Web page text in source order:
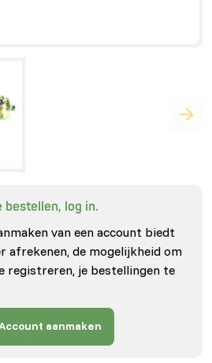
bestellen, log in.
van een account biedt
afrekenen, de mogelijkheid om
registreren, je bestellingen te
aanmaken